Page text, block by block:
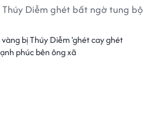
Diễm ghét bất ngờ tung bộ